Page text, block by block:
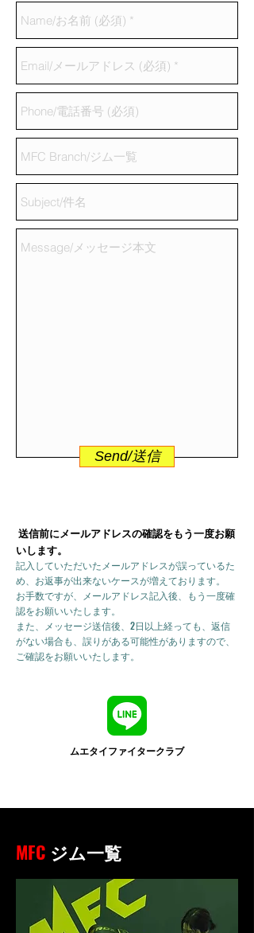
Send/送信
送信前にメールアドレスの確認をもう一度お願
いします。
記入していただいたメールアドレスが誤っているた
め、お返事が出来ないケースが増えております。
お手数ですが、メールアドレス記入後、もう一度確
認をお願いいたします。
また、メッセージ送信後、2日以上経っても、返信
がない場合も、誤りがある可能性がありますので、
ご確認をお願いいたします。
ムエタイファイタークラブ
MFC ジム一覧